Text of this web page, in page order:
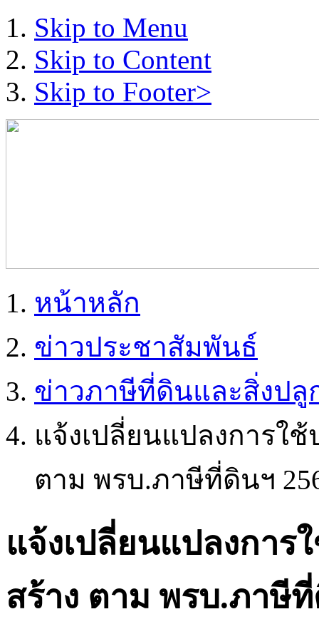
Skip to Menu
Skip to Content
Skip to Footer>
หน้าหลัก
ข่าวประชาสัมพันธ์
ข่าวภาษีที่ดินและสิ่งปลู
แจ้งเปลี่ยนแปลงการใ
ตาม พรบ.ภาษีที่ดินฯ
แจ้งเปลี่ยนแปลงกา
สร้าง ตาม พรบ.ภาษีที่